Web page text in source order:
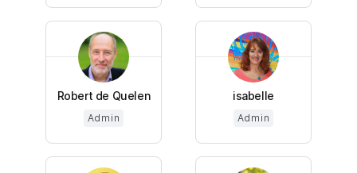
Robert de Quelen
Admin
isabelle
Admin